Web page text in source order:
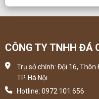
CÔNG TY TNHH ĐÁ
Trụ sở chính: Đội 16, Thôn
TP. Hà Nội
Hotline: 0972 101 656